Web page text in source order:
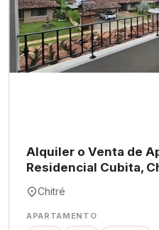
Alquiler o Venta de
Residencial Cubita,
Chitré
APARTAMENTO